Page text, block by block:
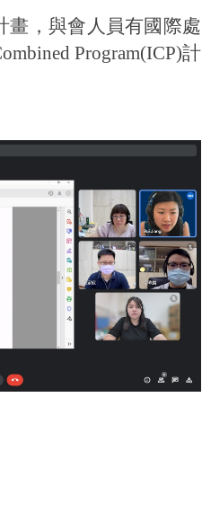
畫，與會人員有國際處
Program(ICP)計